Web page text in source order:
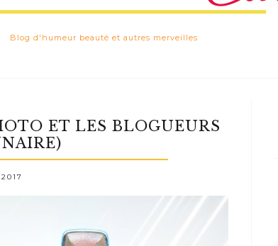
Blog d'humeur beauté et autres merveilles
ET LES BLOGUEURS